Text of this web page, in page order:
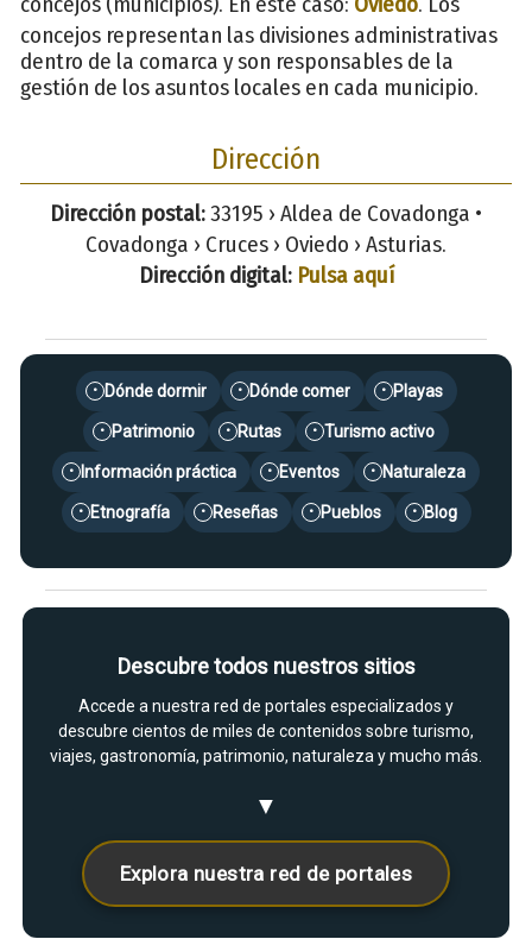
concejos representan las divisiones administrativas
dentro de la comarca y son responsables de la
gestión de los asuntos locales en cada municipio.
Dirección
Dirección postal:33195 › Aldea de Covadonga •
Covadonga › Cruces › Oviedo › Asturias.
Dirección digital: Pulsa aquí
• Dónde dormir • Dónde comer • Playas
• Patrimonio • Rutas • Turismo activo
• Información práctica • Eventos • Naturaleza
• Etnografía • Reseñas • Pueblos • Blog
Descubre todos nuestros sitios
Accede a nuestra red de portales especializados y
descubre cientos de miles de contenidos sobre turismo,
viajes, gastronomía, patrimonio, naturaleza y mucho más.
▼
Explora nuestra red de portales